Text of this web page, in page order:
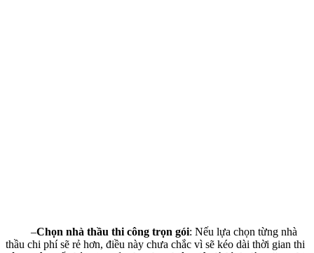
–Chọn nhà thầu thi công trọn gói: Nếu lựa chọn từng nhà
thầu chi phí sẽ rẻ hơn, điều này chưa chắc vì sẽ kéo dài thời gian thi